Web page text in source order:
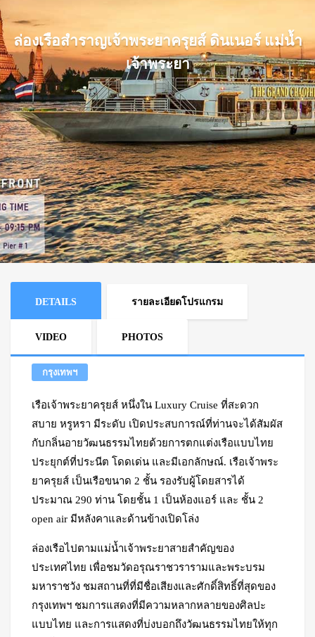
ล่องเรือสำราญเจ้าพระยาครุยส์ ดินเนอร์ แม่น้ำ
เจ้าพระยา
DETAILS รายละเอียดโปรแกรม
VIDEO PHOTOS
กรุงเทพฯ
เรือเจ้าพระยาครุยส์ หนึ่งใน Luxury Cruise ที่สะดวก
สบาย หรูหรา มีระดับ เปิดประสบการณ์ที่ท่านจะได้สัมผัส
กับกลิ่นอายวัฒนธรรมไทยด้วยการตกแต่งเรือแบบไทย
ประยุกต์ที่ประนีต โดดเด่น และมีเอกลักษณ์. เรือเจ้าพระ
ยาครุยส์ เป็นเรือขนาด 2 ชั้น รองรับผู้โดยสารได้
ประมาณ 290 ท่าน โดยชั้น 1 เป็นห้องแอร์ และ ชั้น 2
open air มีหลังคาและด้านข้างเปิดโล่ง
ล่องเรือไปตามแม่น้ำเจ้าพระยาสายสำคัญของ
ประเทศไทย เพื่อชมวัดอรุณราชวรารามและพระบรม
มหาราชวัง ชมสถานที่ที่มีชื่อเสียงและศักดิ์สิทธิ์ที่สุดของ
กรุงเทพฯ ชมการแสดงที่มีความหลากหลายของศิลปะ
แบบไทย และการแสดงที่บ่งบอกถึงวัฒนธรรมไทยให้ทุก